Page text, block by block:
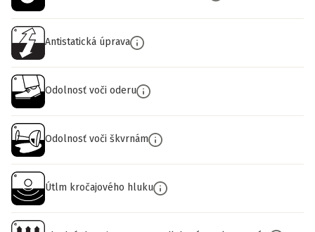
Antistatická úprava
Odolnosť voči oderu
Odolnosť voči škvrnám
Útlm kročajového hluku